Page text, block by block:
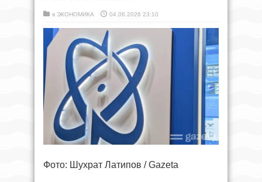
в ЭКОНОМИКА 04.06.2026 23:10
Фото: Шухрат Латипов / Gazeta